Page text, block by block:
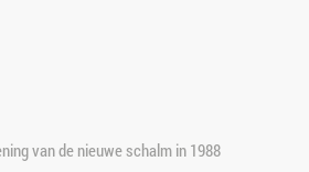
van de nieuwe schalm in 1988